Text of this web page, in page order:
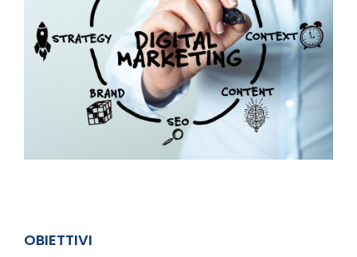
OBIETTIVI